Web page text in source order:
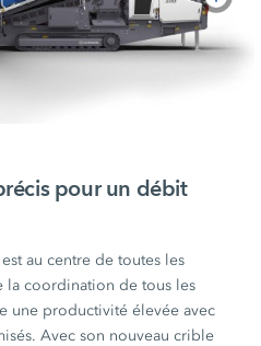
pour un débit
au centre de toutes les
la coordination de tous les
une productivité élevée avec
Avec son nouveau crible